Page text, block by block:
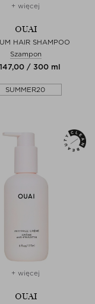
+ więcej
OUAI
HAIR SHAMPOO
Szampon
147,00 / 300 ml
SUMMER20
+ więcej
OUAI